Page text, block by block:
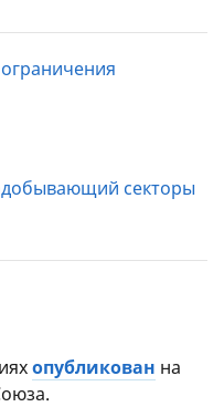
секторы
опубликован на